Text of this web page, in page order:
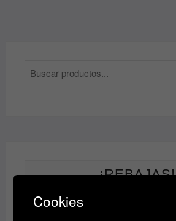
¡REBAJAS!
Cookies